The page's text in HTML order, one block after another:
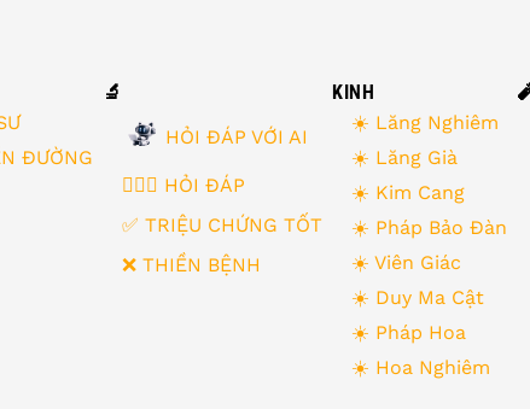
ĐƯỜNG
🔬
HỎI ĐÁP VỚI AI
🙋🏻‍♂️ HỎI ĐÁP
✅ TRIỆU CHỨNG TỐT
❌ THIỀN BỆNH
KINH
☀️ Lăng Nghiêm
☀️ Lăng Già
☀️ Kim Cang
☀️ Pháp Bảo Đàn
☀️ Viên Giác
☀️ Duy Ma Cật
☀️ Pháp Hoa
☀️ Hoa Nghiêm